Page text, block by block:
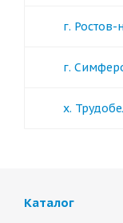
г.
г.
х.
Каталог